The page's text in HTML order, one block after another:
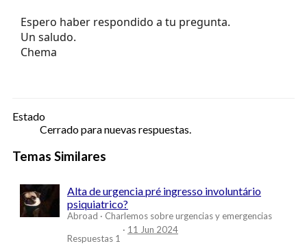
Espero haber respondido a tu pregunta.
Un saludo.
Chema
Estado
Cerrado para nuevas respuestas.
Temas Similares
Alta de urgencia pré ingresso involuntário
psiquiatrico?
Abroad Charlemos sobre urgencias y emergencias
Respuestas 1
11 Jun 2024